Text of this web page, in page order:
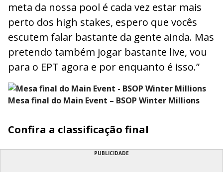
meta da nossa pool é cada vez estar mais
perto dos high stakes, espero que vocês
escutem falar bastante da gente ainda. Mas
pretendo também jogar bastante live, vou
para o EPT agora e por enquanto é isso.”
Mesa final do Main Event – BSOP Winter Millions
Confira a classificação final
PUBLICIDADE